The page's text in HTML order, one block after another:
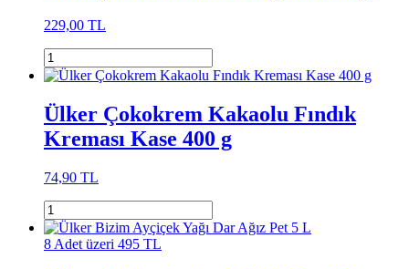
229,00 TL
Ülker Çokokrem Kakaolu Fındık
Kreması Kase 400 g
74,90 TL
8 Adet üzeri 495 TL